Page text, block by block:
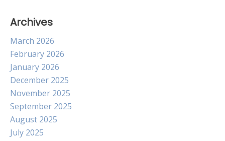
Archives
March 2026
February 2026
January 2026
December 2025
November 2025
September 2025
August 2025
July 2025